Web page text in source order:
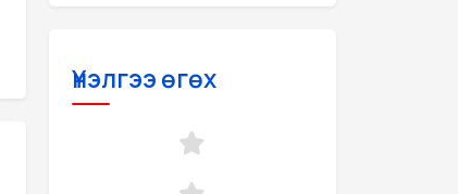
Үнэлгээ өгөх